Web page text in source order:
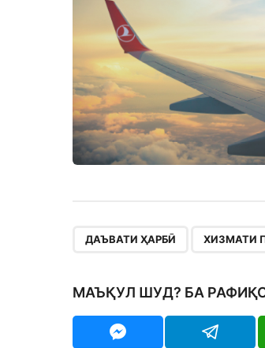
ДАЪВАТИ ҲАРБӢ ХИЗМАТИ
МАЪҚУЛ ШУД? БА